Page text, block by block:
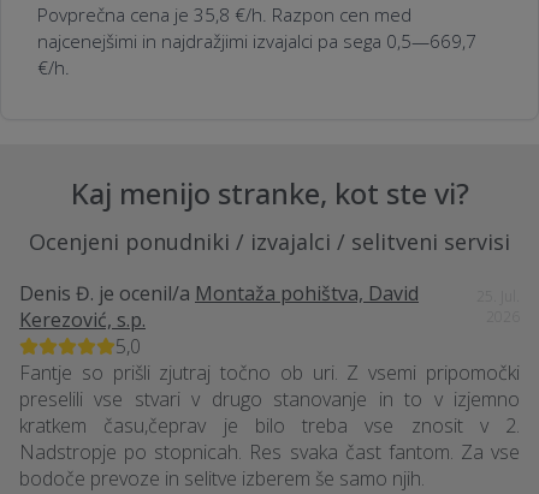
Povprečna cena je 35,8 €/h. Razpon cen med
najcenejšimi in najdražjimi izvajalci pa sega 0,5—669,7
€/h.
Kaj menijo stranke, kot ste vi?
Ocenjeni ponudniki / izvajalci / selitveni servisi
Denis Đ. je ocenil/a Montaža pohištva, David
Kerezović, s.p.
5,0
Fantje so prišli zjutraj točno ob uri. Z vsemi pripomočki
preselili vse stvari v drugo stanovanje in to v izjemno
kratkem času,čeprav je bilo treba vse znosit v 2.
Nadstropje po stopnicah. Res svaka čast fantom. Za vse
bodoče prevoze in selitve izberem še samo njih.